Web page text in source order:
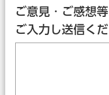
ご意見・ご感想
ご入力し送信くだ